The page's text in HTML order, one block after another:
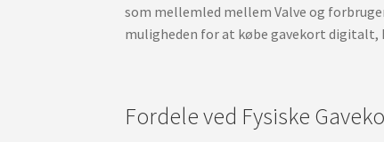
som mellemled mellem Valve og
muligheden for at købe gavekort digitalt,
Fordele ved Fysiske